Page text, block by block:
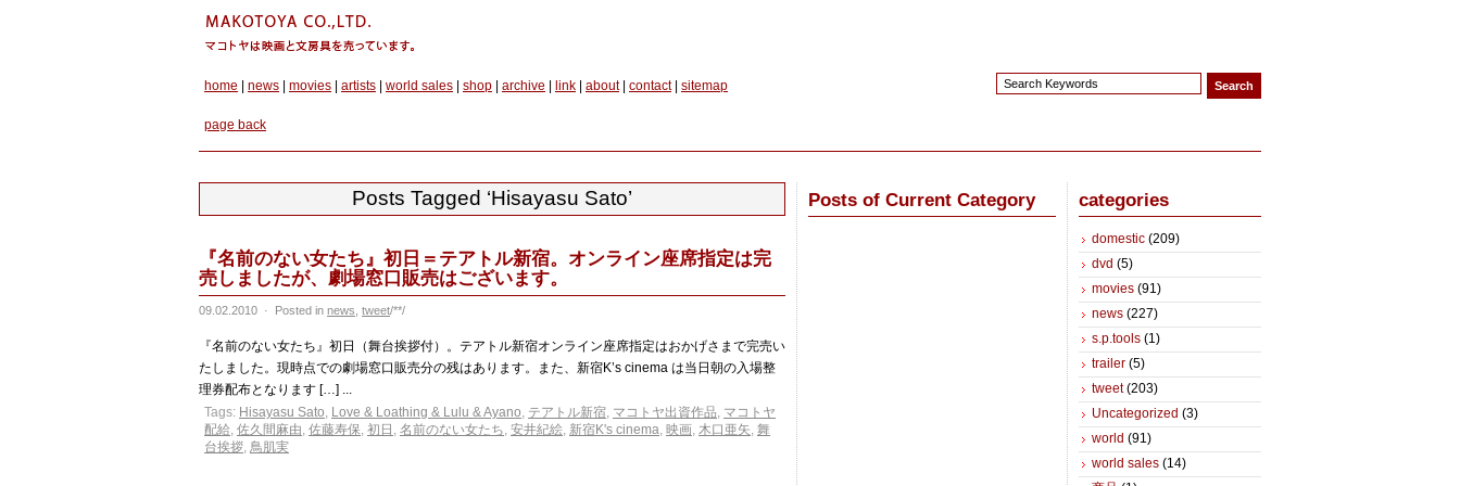
home news movies artists world sales shop archive link about| contact| sitemap
page back
Posts Tagged ‘Hisayasu Sato’
『名前のない女たち』初日＝テアトル新宿。オンライン座席指定は完
売しましたが、劇場窓口販売はございます。
09.02.2010 · Posted in news tweet/**/
『名前のない女たち』初日（舞台挨拶付）。テアトル新宿オンライン座席指定はおかげさまで完売い
たしました。現時点での劇場窓口販売分の残はあります。また、新宿K’s cinema は当日朝の入場整
理券配布となります […] ...
Tags: Hisayasu Sato, Love & Loathing & Lulu & Ayano, テアトル新宿, マコトヤ出資作品, マコトヤ
配給, 佐久間麻由, 佐藤寿保, 初日 , 名前のない女たち, 安井紀絵, 新宿K's cinema, 映画, 木口亜矢, 舞
台挨拶, 鳥肌実
Posts of Current Category categories
domestic (209)
dvd (5)
movies (91)
news (227)
s.p.tools (1)
trailer (5)
tweet(203)
Uncategorized (3)
world (91)
world sales (14)